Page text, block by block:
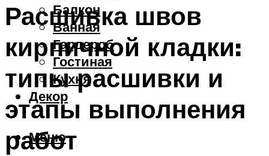
Балкон
Ванная
Гардероб
Гостиная
Кухня
Декор
Меню
Расшивка швов
кирпичной кладки:
типы расшивки и
этапы выполнения
работ